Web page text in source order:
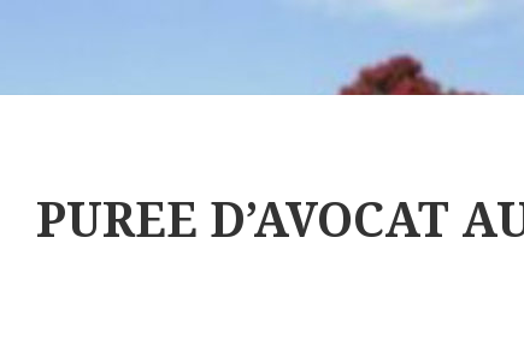
PUREE D’AVOCAT